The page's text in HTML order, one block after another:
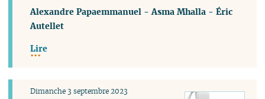
Alexandre Papaemmanuel -Asma Mhalla -Éric
Autellet
Lire
Dimanche 3 septembre 2023